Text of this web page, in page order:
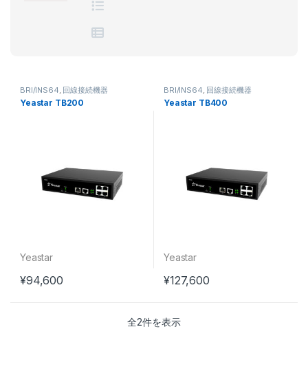
BRI/INS64, 回線接続機器
Yeastar TB200
Yeastar
¥94,600
BRI/INS64, 回線接続機器
Yeastar TB400
Yeastar
¥127,600
全2件を表示